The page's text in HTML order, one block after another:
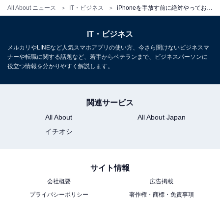
All About ニュース IT・ビジネス
iCloudのサインアウトは以下の方法で実行できます。
IT・ビジネス
メルカリやLINEなど人気スマホアプリの使い方、今さら聞けないビジネスマ
ナーや転職に関する話題など、若手からベテランまで、ビジネスパーソンに
役立つ情報を分かりやすく解説します。
関連サービス
All About
All About Japan
イチオシ
サイト情報
会社概要
広告掲載
プライバシーポリシー
著作権・商標・免責事項